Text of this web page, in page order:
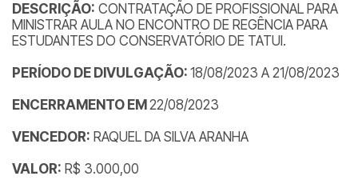
DESCRIÇÃO: CONTRATAÇÃO DE PROFISSIONAL PARA
MINISTRAR AULA NO ENCONTRO DE REGÊNCIA PARA
ESTUDANTES DO CONSERVATÓRIO DE TATUI.
PERÍODO DE DIVULGAÇÃO: 18/08/2023 A 21/08/2023
ENCERRAMENTO EM 22/08/2023
VENCEDOR: RAQUEL DA SILVA ARANHA
VALOR: R$ 3.000,00